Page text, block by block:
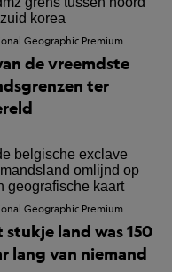
Geographic Premium
de vreemdste
ter
Geographic Premium
stukje land was 150
lang van niemand